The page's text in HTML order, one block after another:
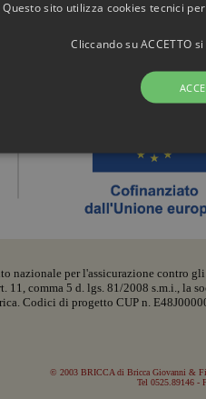
FINANZIATO PR-FESR
nazionale per l'assicurazione
11, comma 5 d. lgs. 81/2008 s.m.i.,
Codici di progetto CUP n.
© 2003 BRICCA di Bricca Giovanni &
Tel 0525.89146 -
Questo sito utilizza cookies tecnici
Cliccando su ACCETTO
necessari consentono funzionalità del
correttamente senza i cookie
www.bricca.it
buon